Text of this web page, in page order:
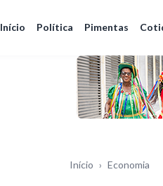
Início Política Pimentas
Início › Economia